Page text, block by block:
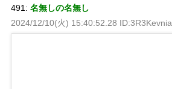
491: 名無しの名無し
2024/12/10(火) 15:40:52.28 ID:3R3Kevnia